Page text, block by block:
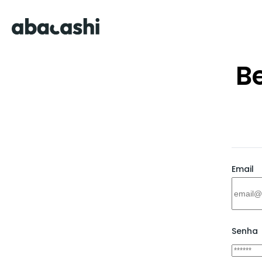
Email
Senha